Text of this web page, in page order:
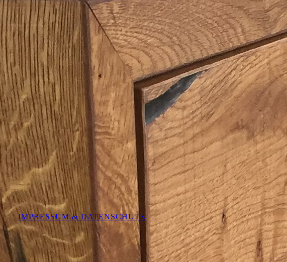
a4a11e0c-7f90-47a5-a968-
79fd915d9ec1
IMPRESSUM & DATENSCHUTZ